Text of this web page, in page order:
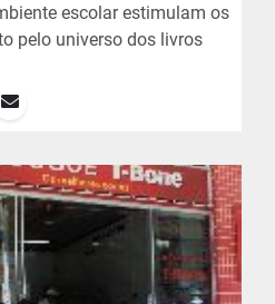
escolar estimulam os
pelo universo dos livros